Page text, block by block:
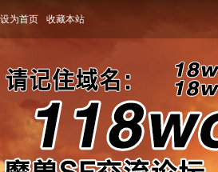
设为首页 收藏本站